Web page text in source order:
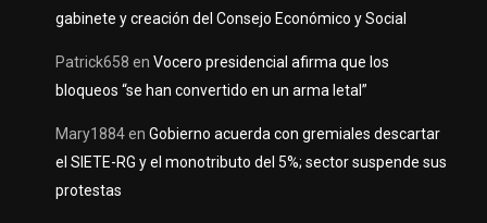
gabinete y creación del Consejo Económico y Social
Patrick658 en Vocero presidencial afirma que los
bloqueos “se han convertido en un arma letal”
Mary1884en Gobierno acuerda con gremiales descartar
el SIETE-RG y el monotributo del 5%; sector suspende sus
protestas